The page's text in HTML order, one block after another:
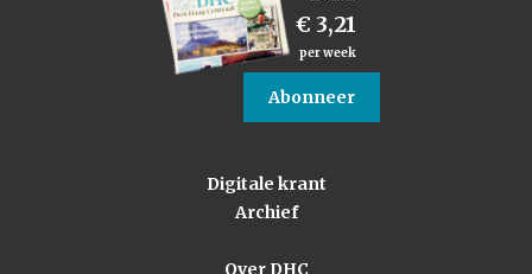
€ 3,21
per week
Abonneer
Digitale krant
Archief
Over DHC